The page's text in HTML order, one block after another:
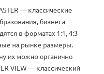
― классические
, бизнеса
в форматах 1:1,4:3
на рынке размеры.
их можно органично
VIEW ― классический